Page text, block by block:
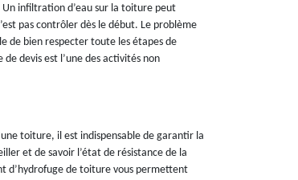
infiltration d’eau sur la toiture peut
pas contrôler dès le début. Le problème
de bien respecter toute les étapes de
devis est l’une des activités non
toiture, il est indispensable de garantir la
et de savoir l’état de résistance de la
d’hydrofuge de toiture vous permettent